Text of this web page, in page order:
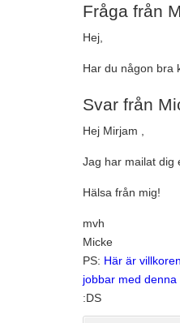
Fråga från
Hej,
Har du någon bra
Svar från
Hej Mirjam ,
Jag har mailat dig
Hälsa från mig!
mvh
Micke
PS: Här är
jobbar med
:DS